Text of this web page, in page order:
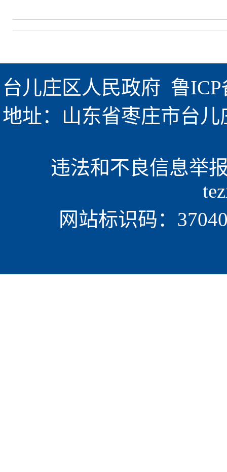
台儿庄区人民政府 鲁ICP
地址：山东省枣庄市台儿
违法和不良信息举
网站标识码：